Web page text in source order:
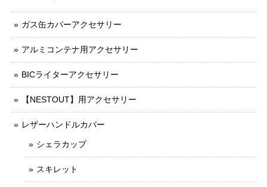
ガス缶カバーアクセサリー
アルミコンテナ用アクセサリー
BICライターアクセサリー
【NESTOUT】用アクセサリー
レザーハンドルカバー
シェラカップ
スキレット